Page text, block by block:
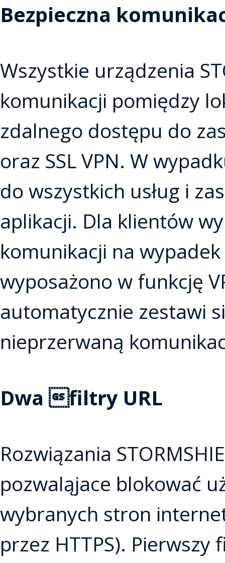
Bezpieczna
Wszystkie urządzenia
komunikacji pomiędzy
zdalnego dostępu do
oraz SSL VPN. W
do wszystkich usług i
aplikacji. Dla klientów
komunikacji na
wyposażono w funkcję
automatycznie zestawi
nieprzerwaną
Dwa filtry URL
Rozwiązania
pozwaląjace blokować
wybranych stron
przez HTTPS).